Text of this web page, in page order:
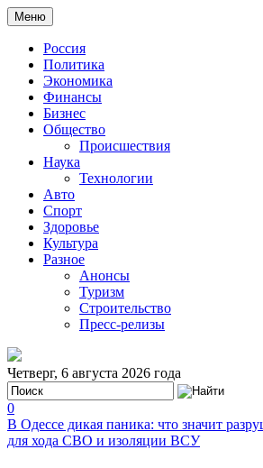
Меню
Россия
Политика
Экономика
Финансы
Бизнес
Общество
Происшествия
Наука
Технологии
Авто
Спорт
Здоровье
Культура
Разное
Анонсы
Туризм
Строительство
Пресс-релизы
Четверг, 6 августа 2026 года
0
В Одессе дикая паника: что значит
для хода СВО и изоляции ВСУ